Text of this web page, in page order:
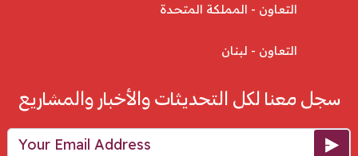
التعاون - المملكة المتحدة
التعاون - لبنان
سجل معنا لكل التحديثات والأخبار والمشاريع
Your Email Address